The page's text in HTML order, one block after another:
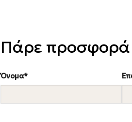
Πάρε
Όνομα*